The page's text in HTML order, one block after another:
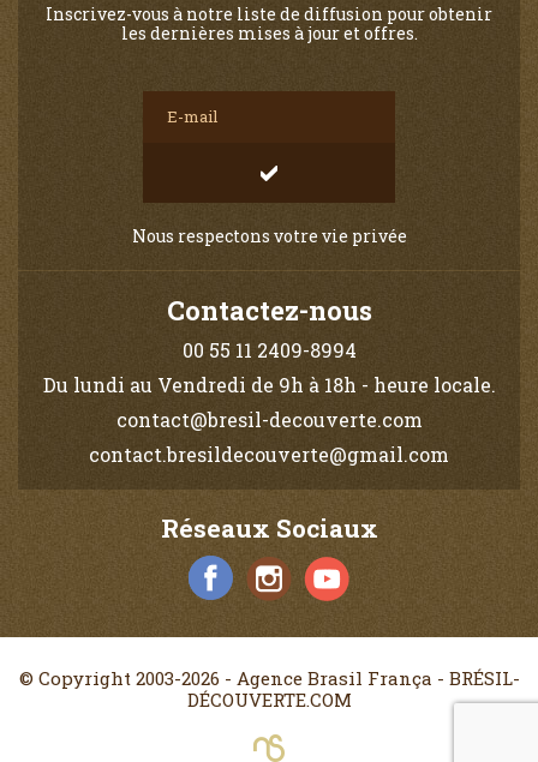
Inscrivez-vous à notre liste de diffusion pour obtenir
les dernières mises à jour et offres.
Nous respectons votre vie privée
Contactez-nous
00 55 11 2409-8994
Du lundi au Vendredi de 9h à 18h - heure locale.
contact@bresil-decouverte.com
contact.bresildecouverte@gmail.com
Réseaux Sociaux
© Copyright 2003-2026 - Agence Brasil França - BRÉSIL-
DÉCOUVERTE.COM